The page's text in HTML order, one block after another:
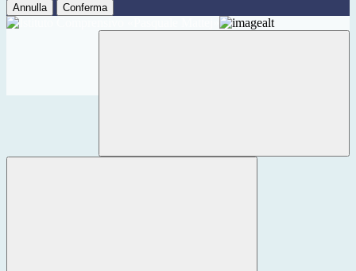
Annulla Conferma